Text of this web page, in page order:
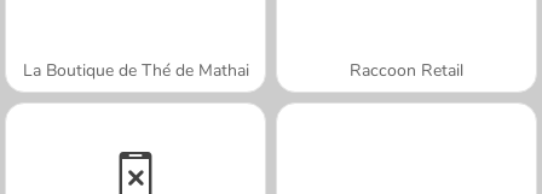
La Boutique de Thé de Mathai Raccoon Retail